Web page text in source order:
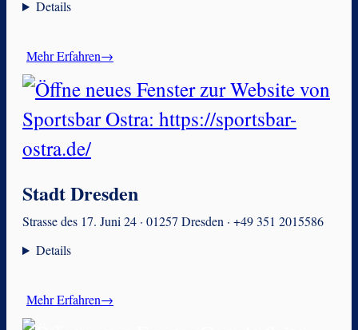
Details
Mehr Erfahren→
Stadt Dresden
Strasse des 17. Juni 24 · 01257 Dresden · +49 351 2015586
Details
Mehr Erfahren→